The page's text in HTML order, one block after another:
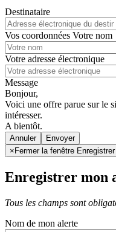
Destinataire
Vos coordonnées Votre nom
Votre adresse électronique
Message
Bonjour,
Voici une offre parue sur le
intéresser.
A bientôt.
Annuler
× Fermer la fenêtre
Enregistrer mon
Tous les champs sont
Nom de mon alerte